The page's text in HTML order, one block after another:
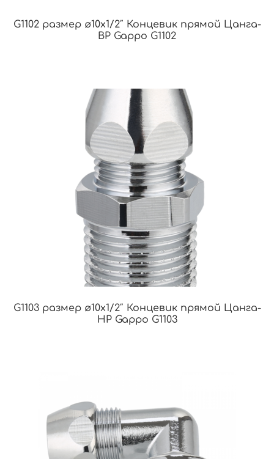
G1102 размер ø10х1/2″ Концевик прямой Цанга-
ВР Gappo G1102
G1103 размер ø10х1/2″ Концевик прямой Цанга-
НР Gappo G1103